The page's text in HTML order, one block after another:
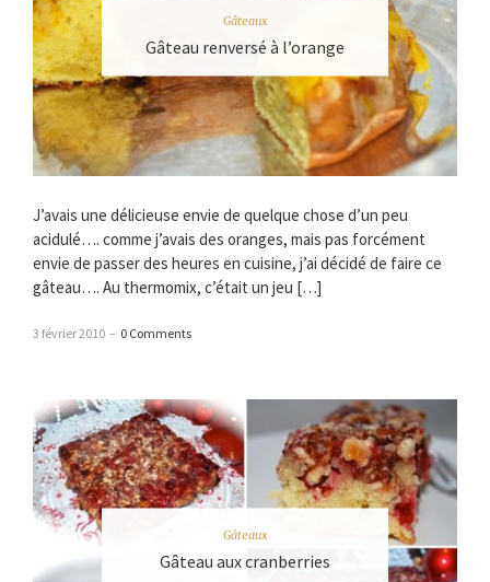
Gâteaux
Gâteau renversé à l’orange
J’avais une délicieuse envie de quelque chose d’un peu
acidulé…. comme j’avais des oranges, mais pas forcément
envie de passer des heures en cuisine, j’ai décidé de faire ce
gâteau…. Au thermomix, c’était un jeu […]
3 février 2010 – 0 Comments
Gâteaux
Gâteau aux cranberries